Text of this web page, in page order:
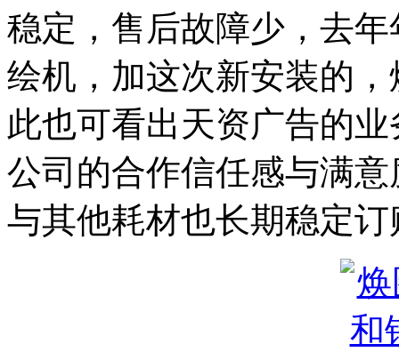
稳定，售后故障少，去
绘机，加这次新安装的
此也可看出天资广告的
公司的合作信任感与满
与其他耗材也长期稳定订